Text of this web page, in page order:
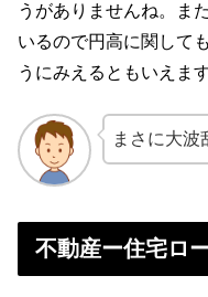
うがありませんね。ま
いるので円高に関して
うにみえるともいえます
まさに大波
不動産ー住宅ロ